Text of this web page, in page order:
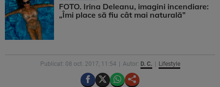
FOTO. Irina Deleanu, imagini incendiare:
„Îmi place să fiu cât mai naturală”
Publicat: 08 oct. 2017, 11:54 Autor: D. C. Lifestyle